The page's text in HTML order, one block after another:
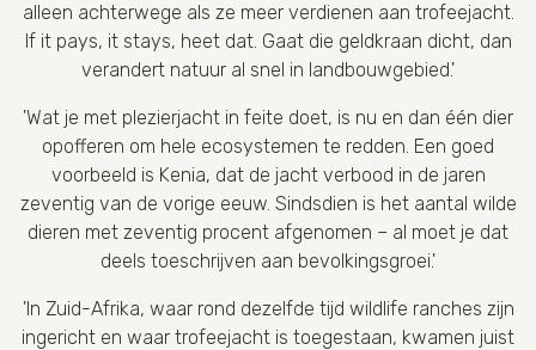
alleen achterwege als ze meer verdienen aan trofeejacht.
If it pays, it stays, heet dat. Gaat die geldkraan dicht, dan
verandert natuur al snel in landbouwgebied.'
'Wat je met plezierjacht in feite doet, is nu en dan één dier
opofferen om hele ecosystemen te redden. Een goed
voorbeeld is Kenia, dat de jacht verbood in de jaren
zeventig van de vorige eeuw. Sindsdien is het aantal wilde
dieren met zeventig procent afgenomen – al moet je dat
deels toeschrijven aan bevolkingsgroei.'
'In Zuid-Afrika, waar rond dezelfde tijd wildlife ranches zijn
ingericht en waar trofeejacht is toegestaan, kwamen juist